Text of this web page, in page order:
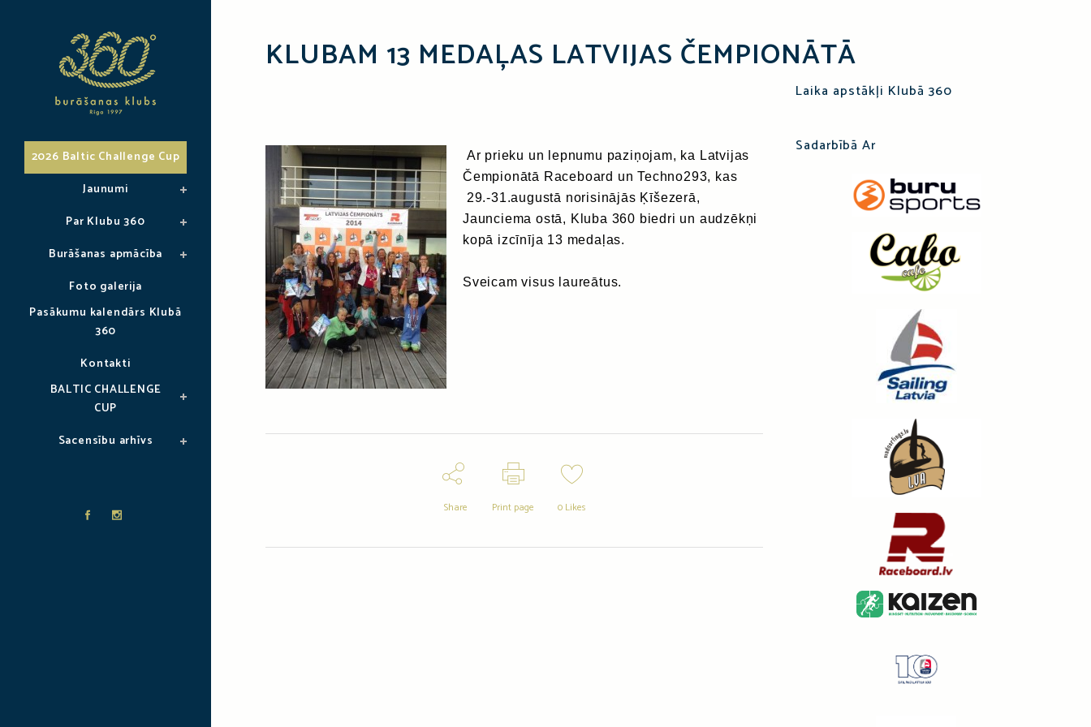
2026 Baltic Challenge Cup
Jaunumi
Par Klubu 360
Burāšanas apmācība
Foto galerija
Pasākumu kalendārs Klubā
360
Kontakti
BALTIC CHALLENGE
CUP
Sacensību arhīvs
KLUBAM 13 MEDAĻAS LATVIJAS ČEMPIONĀTĀ
Ar prieku un lepnumu paziņojam, ka Latvijas
Čempionātā Raceboard un Techno293, kas
29.-31.augustā norisinājās Ķīšezerā,
Jaunciema ostā, Kluba 360 biedri un audzēkņi
kopā izcīnīja 13 medaļas.
Sveicam visus laureātus.
Share Print page 0 Likes
Laika apstākļi Klubā 360
Sadarbībā Ar